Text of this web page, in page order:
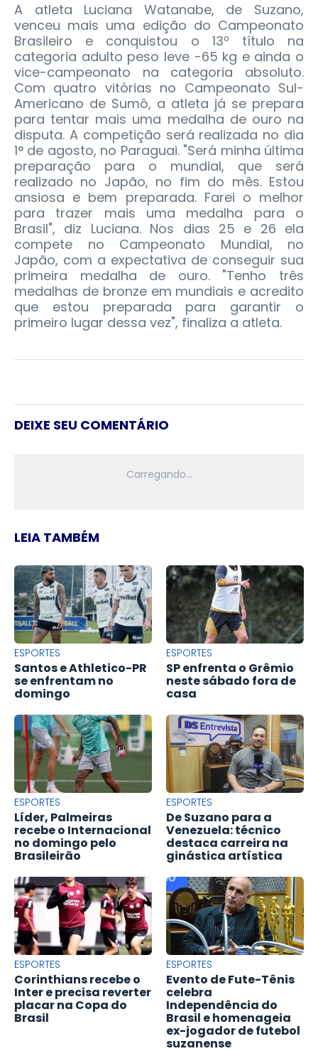
A atleta Luciana Watanabe, de Suzano,
venceu mais uma edição do Campeonato
Brasileiro e conquistou o 13º título na
categoria adulto peso leve -65 kg e ainda o
vice-campeonato na categoria absoluto.
Com quatro vitórias no Campeonato Sul-
Americano de Sumô, a atleta já se prepara
para tentar mais uma medalha de ouro na
disputa. A competição será realizada no dia
1° de agosto, no Paraguai. "Será minha última
preparação para o mundial, que será
realizado no Japão, no fim do mês. Estou
ansiosa e bem preparada. Farei o melhor
para trazer mais uma medalha para o
Brasil", diz Luciana. Nos dias 25 e 26 ela
compete no Campeonato Mundial, no
Japão, com a expectativa de conseguir sua
primeira medalha de ouro. "Tenho três
medalhas de bronze em mundiais e acredito
que estou preparada para garantir o
primeiro lugar dessa vez", finaliza a atleta.
DEIXE SEU COMENTÁRIO
LEIA TAMBÉM
ESPORTES
Santos e Athletico-PR
se enfrentam no
domingo
ESPORTES
SP enfrenta o Grêmio
neste sábado fora de
casa
ESPORTES
Líder, Palmeiras
recebe o Internacional
no domingo pelo
Brasileirão
ESPORTES
De Suzano para a
Venezuela: técnico
destaca carreira na
ginástica artística
ESPORTES
Corinthians recebe o
Inter e precisa reverter
placar na Copa do
Brasil
ESPORTES
Evento de Fute-Tênis
celebra
Independência do
Brasil e homenageia
ex-jogador de futebol
suzanense